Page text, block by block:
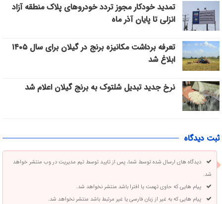
تمدید خودکار مجوز تردد خودروهای پلاک منطقه آزاد
انزلی تا پایان آذر ماه
تعرفه برداشت مکانیزه برنج در گیلان برای سال ۱۴۰۵
ابلاغ شد
نرخ جدید تبدیل شلتوک به برنج گیلان اعلام شد
ثبت دیدگاه
دیدگاه های ارسال شده توسط شما، پس از تایید توسط تیم مدیریت در وب منتشر خواهد
شد.
پیام هایی که حاوی تهمت یا افترا باشد منتشر نخواهد شد.
پیام هایی که به غیر از زبان فارسی یا غیر مرتبط باشد منتشر نخواهد شد.